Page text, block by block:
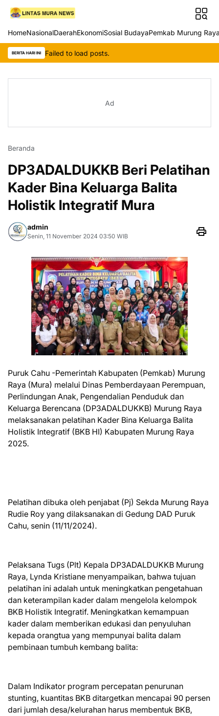
HomeNasionalDaerahEkonomiSosial BudayaPemkab Murung
BERITA HARI INI Failed to load posts.
Ad
Beranda
DP3ADALDUKKB Beri Pelatihan
Kader Bina Keluarga Balita
Holistik Integratif Mura
admin
Senin, 11 November 2024 03:50 WIB
Puruk Cahu -Pemerintah Kabupaten (Pemkab) Murung
Raya (Mura) melalui Dinas Pemberdayaan Perempuan,
Perlindungan Anak, Pengendalian Penduduk dan
Keluarga Berencana (DP3ADALDUKKB) Murung Raya
melaksanakan pelatihan Kader Bina Keluarga Balita
Holistik Integratif (BKB HI) Kabupaten Murung Raya
2025.
Pelatihan dibuka oleh penjabat (Pj) Sekda Murung Raya
Rudie Roy yang dilaksanakan di Gedung DAD Puruk
Cahu, senin (11/11/2024).
Pelaksana Tugs (Plt) Kepala DP3ADALDUKKB Murung
Raya, Lynda Kristiane menyampaikan, bahwa tujuan
pelatihan ini adalah untuk meningkatkan pengetahuan
dan keterampilan kader dalam mengelola kelompok
BKB Holistik Integratif. Meningkatkan kemampuan
kader dalam memberikan edukasi dan penyuluhan
kepada orangtua yang mempunyai balita dalam
pembinaan tumbuh kembang balita:
Dalam Indikator program percepatan penurunan
stunting, kuantitas BKB ditargetkan mencapai 90 persen
dari jumlah desa/kelurahan harus membentuk BKB,